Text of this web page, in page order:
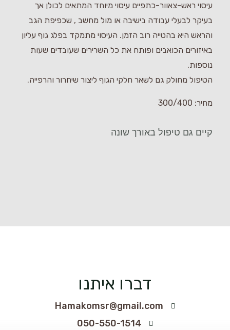
עיסוי ראש-צאוור-כתפיים עיסוי מיוחד המתאים לכולן אך
בעיקר לבעלי עבודה בישיבה או מול מחשב , שכפיפת הגב
והראש היא בהטייה רוב הזמן. העיסוי מתמקד בפלג גוף עליון
באיזורים הכואבים ופותח את כל השרירים שעובדים שעות
נוספות.
הטיפול מחולק גם לשאר חלקי הגוף ליצור שיחרור והרפייה.
מחיר: 300/400
קיים גם טיפול באורך שונה
דברו איתנו
Hamakomsr@gmail.com
050-550-1514